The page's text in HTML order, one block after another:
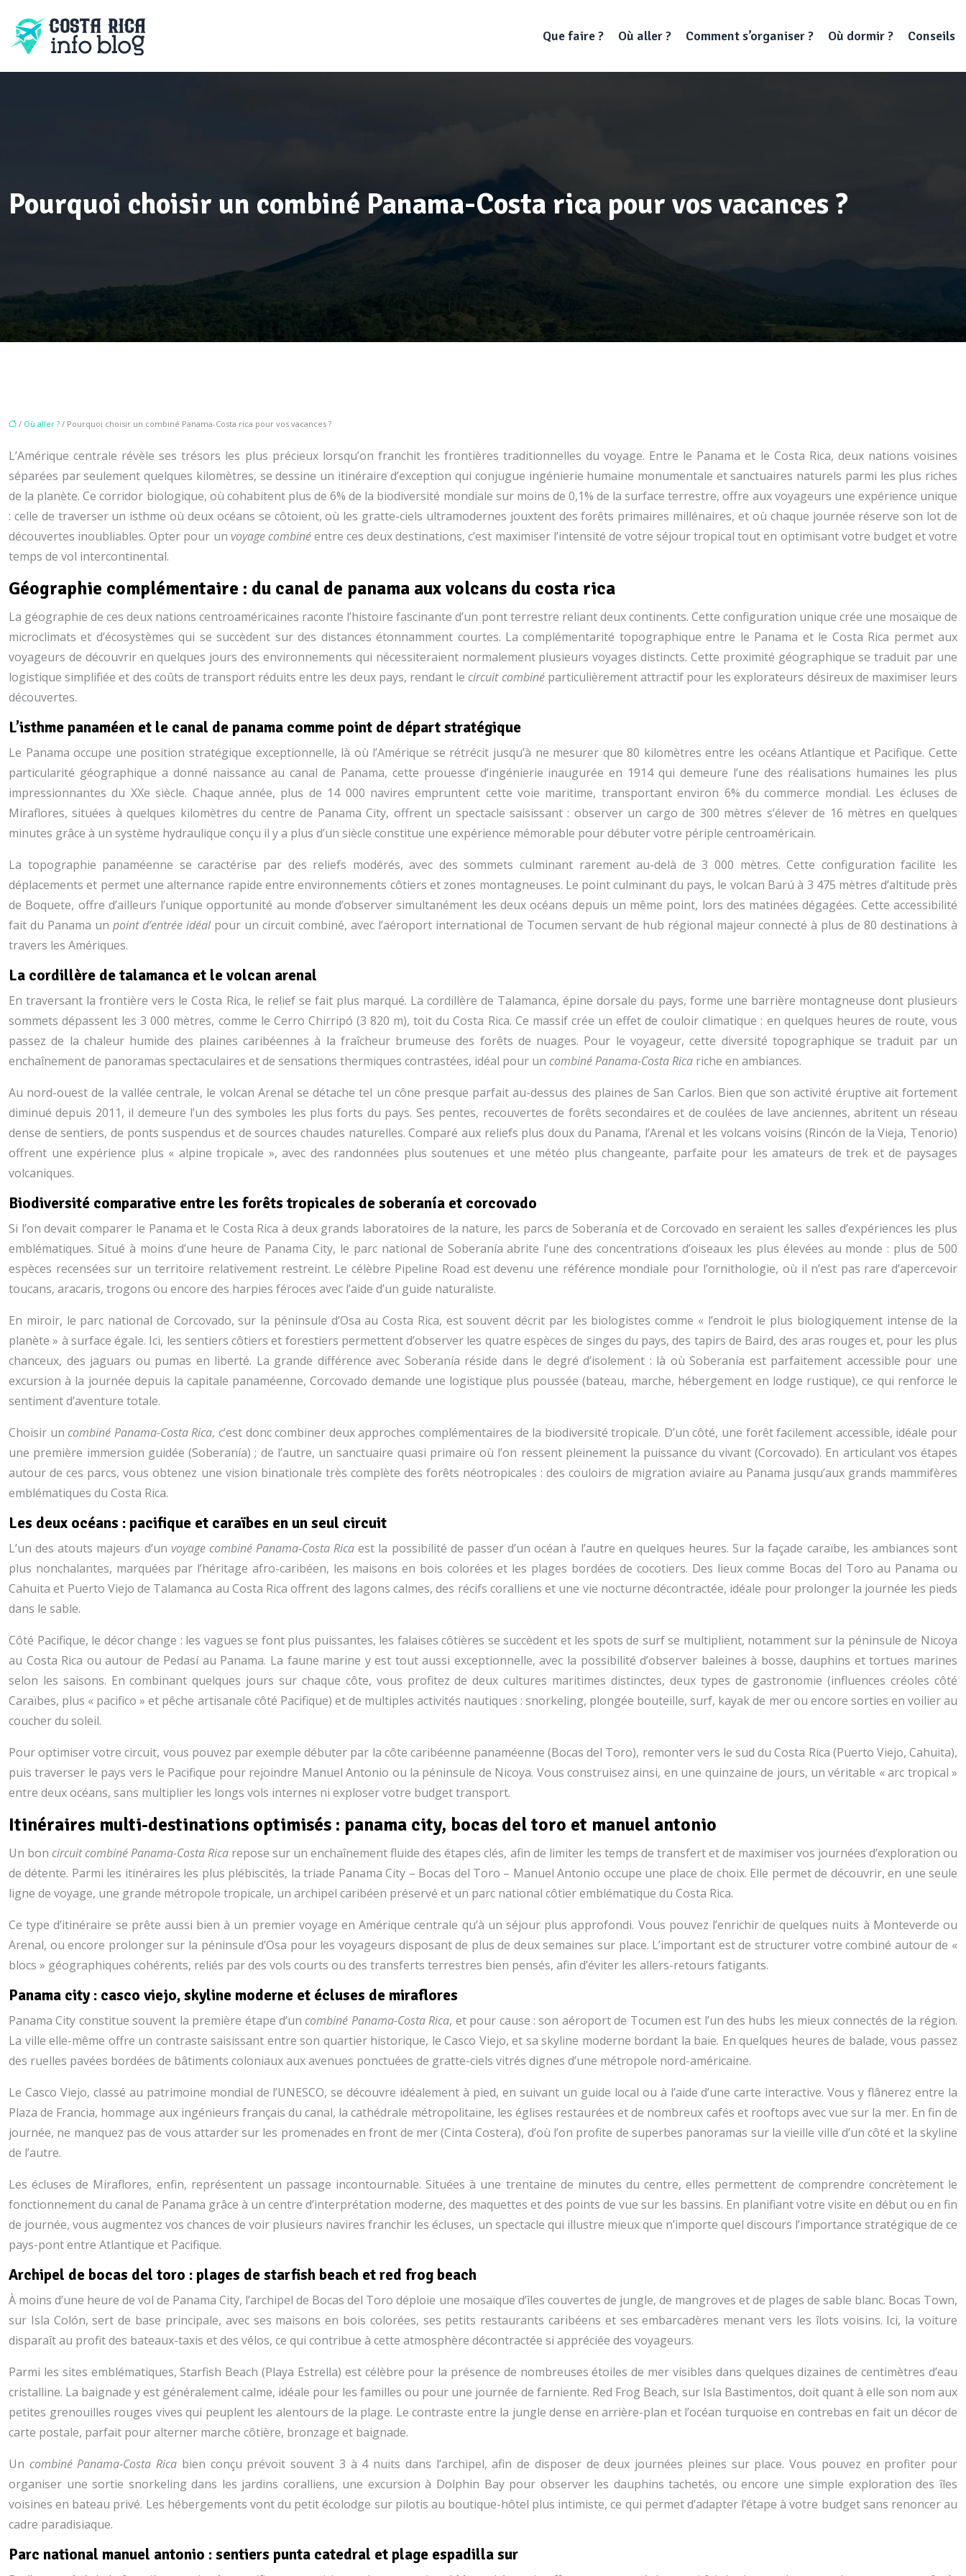
Que faire ? Où aller ? Comment s’organiser ? Où dormir ? Conseils
Pourquoi choisir un combiné Panama-Costa rica pour vos vacances ?
/ Où aller ? / Pourquoi choisir un combiné Panama-Costa rica pour vos vacances ?
L’Amérique centrale révèle ses trésors les plus précieux lorsqu’on franchit les frontières traditionnelles du voyage. Entre le Panama et le Costa Rica, deux nations voisines
séparées par seulement quelques kilomètres, se dessine un itinéraire d’exception qui conjugue ingénierie humaine monumentale et sanctuaires naturels parmi les plus riches
de la planète. Ce corridor biologique, où cohabitent plus de 6% de la biodiversité mondiale sur moins de 0,1% de la surface terrestre, offre aux voyageurs une expérience unique
: celle de traverser un isthme où deux océans se côtoient, où les gratte-ciels ultramodernes jouxtent des forêts primaires millénaires, et où chaque journée réserve son lot de
découvertes inoubliables. Opter pour un voyage combinéentre ces deux destinations, c’est maximiser l’intensité de votre séjour tropical tout en optimisant votre budget et votre
temps de vol intercontinental.
Géographie complémentaire : du canal de panama aux volcans du costa rica
La géographie de ces deux nations centroaméricaines raconte l’histoire fascinante d’un pont terrestre reliant deux continents. Cette configuration unique crée une mosaïque de
microclimats et d’écosystèmes qui se succèdent sur des distances étonnamment courtes. La complémentarité topographique entre le Panama et le Costa Rica permet aux
voyageurs de découvrir en quelques jours des environnements qui nécessiteraient normalement plusieurs voyages distincts. Cette proximité géographique se traduit par une
logistique simplifiée et des coûts de transport réduits entre les deux pays, rendant le circuit combinéparticulièrement attractif pour les explorateurs désireux de maximiser leurs
découvertes.
L’isthme panaméen et le canal de panama comme point de départ stratégique
Le Panama occupe une position stratégique exceptionnelle, là où l’Amérique se rétrécit jusqu’à ne mesurer que 80 kilomètres entre les océans Atlantique et Pacifique. Cette
particularité géographique a donné naissance au canal de Panama, cette prouesse d’ingénierie inaugurée en 1914 qui demeure l’une des réalisations humaines les plus
impressionnantes du XXe siècle. Chaque année, plus de 14 000 navires empruntent cette voie maritime, transportant environ 6% du commerce mondial. Les écluses de
Miraflores, situées à quelques kilomètres du centre de Panama City, offrent un spectacle saisissant : observer un cargo de 300 mètres s’élever de 16 mètres en quelques
minutes grâce à un système hydraulique conçu il y a plus d’un siècle constitue une expérience mémorable pour débuter votre périple centroaméricain.
La topographie panaméenne se caractérise par des reliefs modérés, avec des sommets culminant rarement au-delà de 3 000 mètres. Cette configuration facilite les
déplacements et permet une alternance rapide entre environnements côtiers et zones montagneuses. Le point culminant du pays, le volcan Barú à 3 475 mètres d’altitude près
de Boquete, offre d’ailleurs l’unique opportunité au monde d’observer simultanément les deux océans depuis un même point, lors des matinées dégagées. Cette accessibilité
fait du Panama unpoint d’entrée idéalpour un circuit combiné, avec l’aéroport international de Tocumen servant de hub régional majeur connecté à plus de 80 destinations à
travers les Amériques.
La cordillère de talamanca et le volcan arenal
En traversant la frontière vers le Costa Rica, le relief se fait plus marqué. La cordillère de Talamanca, épine dorsale du pays, forme une barrière montagneuse dont plusieurs
sommets dépassent les 3 000 mètres, comme le Cerro Chirripó (3 820 m), toit du Costa Rica. Ce massif crée un effet de couloir climatique : en quelques heures de route, vous
passez de la chaleur humide des plaines caribéennes à la fraîcheur brumeuse des forêts de nuages. Pour le voyageur, cette diversité topographique se traduit par un
enchaînement de panoramas spectaculaires et de sensations thermiques contrastées, idéal pour un combiné Panama-Costa Rica riche en ambiances.
Au nord-ouest de la vallée centrale, le volcan Arenal se détache tel un cône presque parfait au-dessus des plaines de San Carlos. Bien que son activité éruptive ait fortement
diminué depuis 2011, il demeure l’un des symboles les plus forts du pays. Ses pentes, recouvertes de forêts secondaires et de coulées de lave anciennes, abritent un réseau
dense de sentiers, de ponts suspendus et de sources chaudes naturelles. Comparé aux reliefs plus doux du Panama, l’Arenal et les volcans voisins (Rincón de la Vieja, Tenorio)
offrent une expérience plus « alpine tropicale », avec des randonnées plus soutenues et une météo plus changeante, parfaite pour les amateurs de trek et de paysages
volcaniques.
Biodiversité comparative entre les forêts tropicales de soberanía et corcovado
Si l’on devait comparer le Panama et le Costa Rica à deux grands laboratoires de la nature, les parcs de Soberanía et de Corcovado en seraient les salles d’expériences les plus
emblématiques. Situé à moins d’une heure de Panama City, le parc national de Soberanía abrite l’une des concentrations d’oiseaux les plus élevées au monde : plus de 500
espèces recensées sur un territoire relativement restreint. Le célèbre Pipeline Road est devenu une référence mondiale pour l’ornithologie, où il n’est pas rare d’apercevoir
toucans, aracaris, trogons ou encore des harpies féroces avec l’aide d’un guide naturaliste.
En miroir, le parc national de Corcovado, sur la péninsule d’Osa au Costa Rica, est souvent décrit par les biologistes comme « l’endroit le plus biologiquement intense de la
planète » à surface égale. Ici, les sentiers côtiers et forestiers permettent d’observer les quatre espèces de singes du pays, des tapirs de Baird, des aras rouges et, pour les plus
chanceux, des jaguars ou pumas en liberté. La grande différence avec Soberanía réside dans le degré d’isolement : là où Soberanía est parfaitement accessible pour une
excursion à la journée depuis la capitale panaméenne, Corcovado demande une logistique plus poussée (bateau, marche, hébergement en lodge rustique), ce qui renforce le
sentiment d’aventure totale.
Choisir un combiné Panama-Costa Rica, c’est donc combiner deux approches complémentaires de la biodiversité tropicale. D’un côté, une forêt facilement accessible, idéale pour
une première immersion guidée (Soberanía) ; de l’autre, un sanctuaire quasi primaire où l’on ressent pleinement la puissance du vivant (Corcovado). En articulant vos étapes
autour de ces parcs, vous obtenez une vision binationale très complète des forêts néotropicales : des couloirs de migration aviaire au Panama jusqu’aux grands mammifères
emblématiques du Costa Rica.
Les deux océans : pacifique et caraïbes en un seul circuit
L’un des atouts majeurs d’un voyage combiné Panama-Costa Rica est la possibilité de passer d’un océan à l’autre en quelques heures. Sur la façade caraïbe, les ambiances sont
plus nonchalantes, marquées par l’héritage afro-caribéen, les maisons en bois colorées et les plages bordées de cocotiers. Des lieux comme Bocas del Toro au Panama ou
Cahuita et Puerto Viejo de Talamanca au Costa Rica offrent des lagons calmes, des récifs coralliens et une vie nocturne décontractée, idéale pour prolonger la journée les pieds
dans le sable.
Côté Pacifique, le décor change : les vagues se font plus puissantes, les falaises côtières se succèdent et les spots de surf se multiplient, notamment sur la péninsule de Nicoya
au Costa Rica ou autour de Pedasí au Panama. La faune marine y est tout aussi exceptionnelle, avec la possibilité d’observer baleines à bosse, dauphins et tortues marines
selon les saisons. En combinant quelques jours sur chaque côte, vous profitez de deux cultures maritimes distinctes, deux types de gastronomie (influences créoles côté
Caraïbes, plus « pacifico » et pêche artisanale côté Pacifique) et de multiples activités nautiques : snorkeling, plongée bouteille, surf, kayak de mer ou encore sorties en voilier au
coucher du soleil.
Pour optimiser votre circuit, vous pouvez par exemple débuter par la côte caribéenne panaméenne (Bocas del Toro), remonter vers le sud du Costa Rica (Puerto Viejo, Cahuita),
puis traverser le pays vers le Pacifique pour rejoindre Manuel Antonio ou la péninsule de Nicoya. Vous construisez ainsi, en une quinzaine de jours, un véritable « arc tropical »
entre deux océans, sans multiplier les longs vols internes ni exploser votre budget transport.
Itinéraires multi-destinations optimisés : panama city, bocas del toro et manuel antonio
Un bon circuit combiné Panama-Costa Rica repose sur un enchaînement fluide des étapes clés, afin de limiter les temps de transfert et de maximiser vos journées d’exploration ou
de détente. Parmi les itinéraires les plus plébiscités, la triade Panama City – Bocas del Toro – Manuel Antonio occupe une place de choix. Elle permet de découvrir, en une seule
ligne de voyage, une grande métropole tropicale, un archipel caribéen préservé et un parc national côtier emblématique du Costa Rica.
Ce type d’itinéraire se prête aussi bien à un premier voyage en Amérique centrale qu’à un séjour plus approfondi. Vous pouvez l’enrichir de quelques nuits à Monteverde ou
Arenal, ou encore prolonger sur la péninsule d’Osa pour les voyageurs disposant de plus de deux semaines sur place. L’important est de structurer votre combiné autour de «
blocs » géographiques cohérents, reliés par des vols courts ou des transferts terrestres bien pensés, afin d’éviter les allers-retours fatigants.
Panama city : casco viejo, skyline moderne et écluses de miraflores
Panama City constitue souvent la première étape d’un combiné Panama-Costa Rica, et pour cause : son aéroport de Tocumen est l’un des hubs les mieux connectés de la région.
La ville elle-même offre un contraste saisissant entre son quartier historique, le Casco Viejo, et sa skyline moderne bordant la baie. En quelques heures de balade, vous passez
des ruelles pavées bordées de bâtiments coloniaux aux avenues ponctuées de gratte-ciels vitrés dignes d’une métropole nord-américaine.
Le Casco Viejo, classé au patrimoine mondial de l’UNESCO, se découvre idéalement à pied, en suivant un guide local ou à l’aide d’une carte interactive. Vous y flânerez entre la
Plaza de Francia, hommage aux ingénieurs français du canal, la cathédrale métropolitaine, les églises restaurées et de nombreux cafés et rooftops avec vue sur la mer. En fin de
journée, ne manquez pas de vous attarder sur les promenades en front de mer (Cinta Costera), d’où l’on profite de superbes panoramas sur la vieille ville d’un côté et la skyline
de l’autre.
Les écluses de Miraflores, enfin, représentent un passage incontournable. Situées à une trentaine de minutes du centre, elles permettent de comprendre concrètement le
fonctionnement du canal de Panama grâce à un centre d’interprétation moderne, des maquettes et des points de vue sur les bassins. En planifiant votre visite en début ou en fin
de journée, vous augmentez vos chances de voir plusieurs navires franchir les écluses, un spectacle qui illustre mieux que n’importe quel discours l’importance stratégique de ce
pays-pont entre Atlantique et Pacifique.
Archipel de bocas del toro : plages de starfish beach et red frog beach
À moins d’une heure de vol de Panama City, l’archipel de Bocas del Toro déploie une mosaïque d’îles couvertes de jungle, de mangroves et de plages de sable blanc. Bocas Town,
sur Isla Colón, sert de base principale, avec ses maisons en bois colorées, ses petits restaurants caribéens et ses embarcadères menant vers les îlots voisins. Ici, la voiture
disparaît au profit des bateaux-taxis et des vélos, ce qui contribue à cette atmosphère décontractée si appréciée des voyageurs.
Parmi les sites emblématiques, Starfish Beach (Playa Estrella) est célèbre pour la présence de nombreuses étoiles de mer visibles dans quelques dizaines de centimètres d’eau
cristalline. La baignade y est généralement calme, idéale pour les familles ou pour une journée de farniente. Red Frog Beach, sur Isla Bastimentos, doit quant à elle son nom aux
petites grenouilles rouges vives qui peuplent les alentours de la plage. Le contraste entre la jungle dense en arrière-plan et l’océan turquoise en contrebas en fait un décor de
carte postale, parfait pour alterner marche côtière, bronzage et baignade.
Un combiné Panama-Costa Rica bien conçu prévoit souvent 3 à 4 nuits dans l’archipel, afin de disposer de deux journées pleines sur place. Vous pouvez en profiter pour
organiser une sortie snorkeling dans les jardins coralliens, une excursion à Dolphin Bay pour observer les dauphins tachetés, ou encore une simple exploration des îles
voisines en bateau privé. Les hébergements vont du petit écolodge sur pilotis au boutique-hôtel plus intimiste, ce qui permet d’adapter l’étape à votre budget sans renoncer au
cadre paradisiaque.
Parc national manuel antonio : sentiers punta catedral et plage espadilla sur